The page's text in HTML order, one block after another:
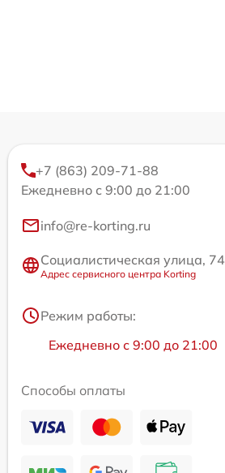
+7 (863) 209-71-88
Ежедневно с 9:00 до 21:00
info@re-korting.ru
Социалистическая улица, 74
Адрес сервисного центра Korting
Режим работы:
Ежедневно с 9:00 до 21:00
Способы оплаты